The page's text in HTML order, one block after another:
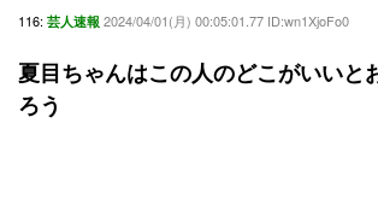
116: 芸人速報 2024/04/01(月) 00:05:01.77 ID:wn1XjoFo0
夏目ちゃんはこの人のどこがいいと
ろう